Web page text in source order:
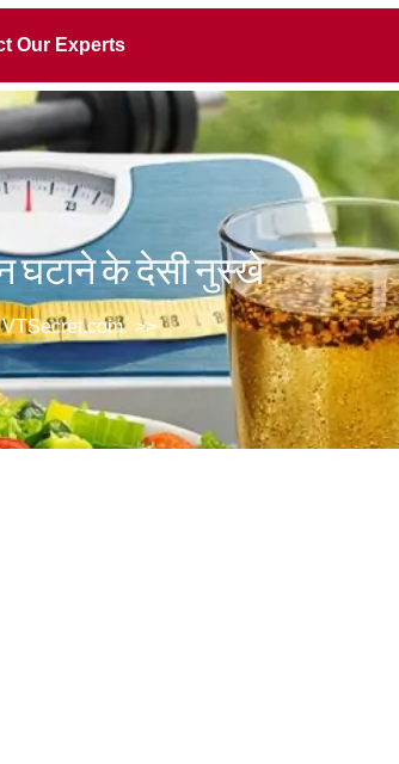
Our Experts
घटाने के देसी नुस्खे
VTSecret.com >>